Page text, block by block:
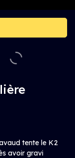
tente le K2
avoir gravi